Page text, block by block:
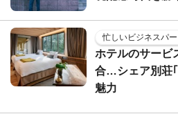
忙しいビジネスパ
ホテルのサービ
合…シェア別荘
魅力